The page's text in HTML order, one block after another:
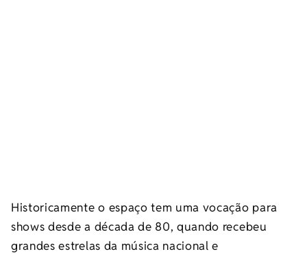
Historicamente o espaço tem uma vocação para
shows desde a década de 80, quando recebeu
grandes estrelas da música nacional e